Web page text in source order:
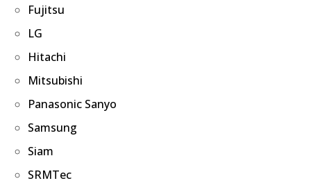
Fujitsu
LG
Hitachi
Mitsubishi
Panasonic Sanyo
Samsung
Siam
SRMTec